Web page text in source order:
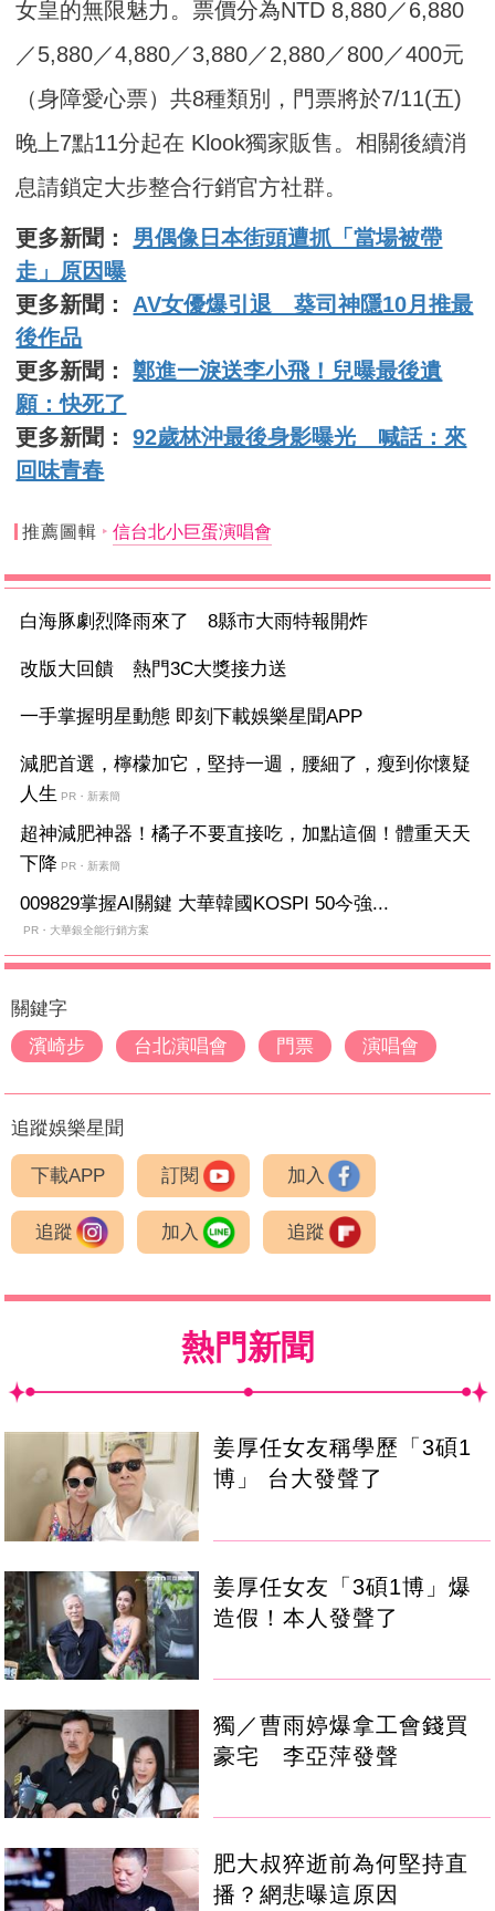
女皇的無限魅力。票價分為NTD 8,880／6,880
／5,880／4,880／3,880／2,880／800／400元
（身障愛心票）共8種類別，門票將於7/11(五)
晚上7點11分起在 Klook獨家販售。相關後續消
息請鎖定大步整合行銷官方社群。
更多新聞： 男偶像日本街頭遭抓「當場被帶
走」原因曝
更多新聞： AV女優爆引退 葵司神隱10月推最
後作品
更多新聞：鄭進一淚送李小飛！兒曝最後遺
願：快死了
更多新聞：92歲林沖最後身影曝光 喊話：來
回味青春
推薦圖輯 信台北小巨蛋演唱會
白海豚劇烈降雨來了 8縣市大雨特報開炸
改版大回饋 熱門3C大獎接力送
一手掌握明星動態 即刻下載娛樂星聞APP
減肥首選，檸檬加它，堅持一週，腰細了，瘦到你懷疑
人生
PR・新素簡
超神減肥神器！橘子不要直接吃，加點這個！體重天天
下降 PR・新素簡
009829掌握AI關鍵 大華韓國KOSPI 50今強...
PR・大華銀全能行銷方案
關鍵字
濱崎步
台北演唱會 門票 演唱會
追蹤娛樂星聞
下載APP 訂閱 加入
追蹤 加入 追蹤
熱門新聞
姜厚任女友稱學歷「3碩1
博」 台大發聲了
姜厚任女友「3碩1博」爆
造假！本人發聲了
獨／曹雨婷爆拿工會錢買
豪宅 李亞萍發聲
肥大叔猝逝前為何堅持直
播？網悲曝這原因